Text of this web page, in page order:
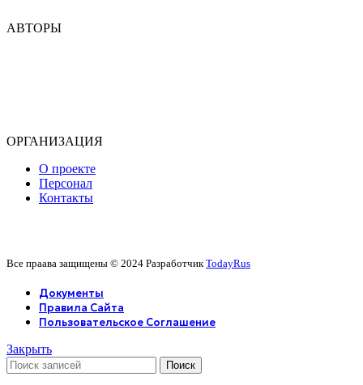
АВТОРЫ
ОРГАНИЗАЦИЯ
О проекте
Персонал
Контакты
Все праава защищены © 2024 Разработчик TodayRus
Документы
Правила Сайта
Пользовательское Соглашение
Закрыть
Поиск